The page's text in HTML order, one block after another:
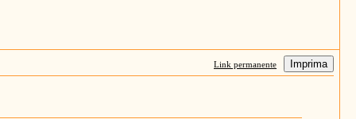
Link permanente Imprima